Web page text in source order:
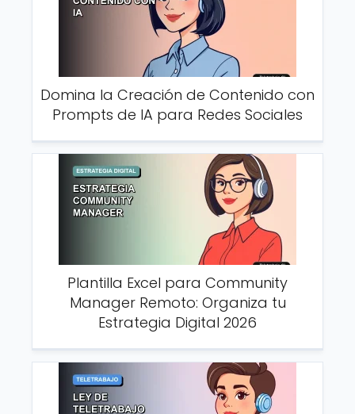
Domina la Creación de Contenido con
Prompts de IA para Redes Sociales
Plantilla Excel para Community
Manager Remoto: Organiza tu
Estrategia Digital 2026